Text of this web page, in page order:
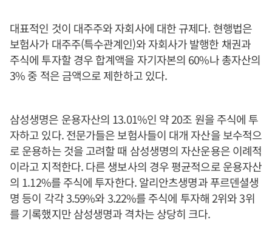
대표적인 것이 대주주와 자회사에 대한 규제다. 현행법은
보험사가 대주주(특수관계인)와 자회사가 발행한 채권과
주식에 투자할 경우 합계액을 자기자본의 60%나 총자산의
3% 중 적은 금액으로 제한하고 있다.
삼성생명은 운용자산의 13.01%인 약 20조 원을 주식에 투
자하고 있다. 전문가들은 보험사들이 대개 자산을 보수적으
로 운용하는 것을 고려할 때 삼성생명의 자산운용은 이례적
이라고 지적한다. 다른 생보사의 경우 평균적으로 운용자산
의 1.12%를 주식에 투자한다. 알리안츠생명과 푸르덴셜생
명 등이 각각 3.59%와 3.22%를 주식에 투자해 2위와 3위
를 기록했지만 삼성생명과 격차는 상당히 크다.